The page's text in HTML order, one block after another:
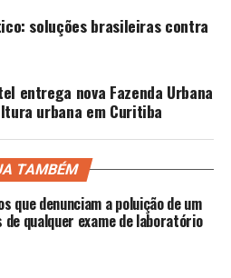
soluções brasileiras contra
entrega nova Fazenda Urbana
urbana em Curitiba
TAMBÉM
que denunciam a poluição de um
qualquer exame de laboratório